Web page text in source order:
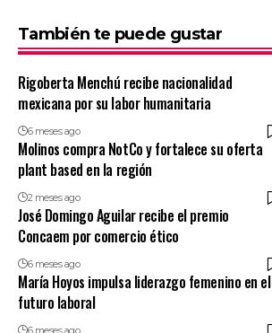
También te puede gustar
Rigoberta Menchú recibe nacionalidad
mexicana por su labor humanitaria
6 meses ago
Molinos compra NotCo y fortalece su oferta
plant based en la región
2 meses ago
José Domingo Aguilar recibe el premio
Concaem por comercio ético
6 meses ago
María Hoyos impulsa liderazgo femenino en el
futuro laboral